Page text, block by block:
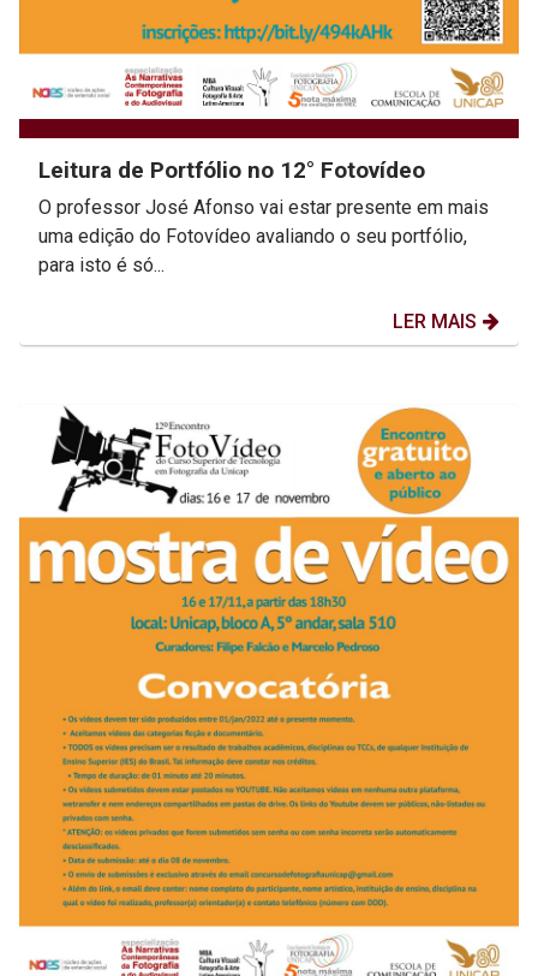
Leitura de Portfólio no 12° Fotovídeo
O professor José Afonso vai estar presente em mais
uma edição do Fotovídeo avaliando o seu portfólio,
para isto é só...
LER MAIS